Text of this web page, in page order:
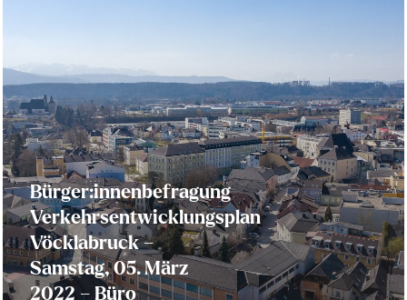
Bürger:innenbefragung
Verkehrsentwicklungsplan
Vöcklabruck –
Samstag, 05. März
2022 – Büro